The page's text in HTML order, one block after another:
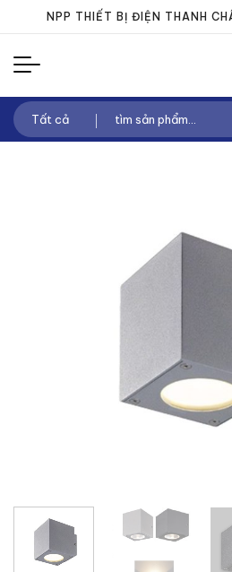
Chuyển
nội
dung
NPP THIẾT BỊ ĐIỆN THANH CHÂU
Tìm
kiếm: